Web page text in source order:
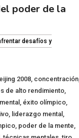
poder de la
desafíos y
2008, concentración,
de alto rendimiento,
éxito olímpico,
, liderazgo mental
, poder de la mente